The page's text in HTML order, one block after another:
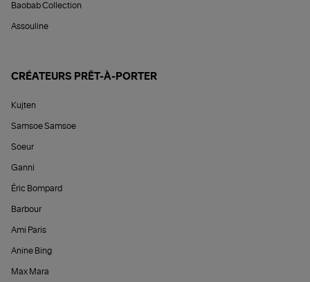
Baobab Collection
Assouline
CRÉATEURS PRÊT-À-PORTER
Kujten
Samsoe Samsoe
Soeur
Ganni
Éric Bompard
Barbour
Ami Paris
Anine Bing
Max Mara